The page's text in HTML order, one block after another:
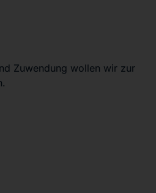
Zuwendung wollen wir zur